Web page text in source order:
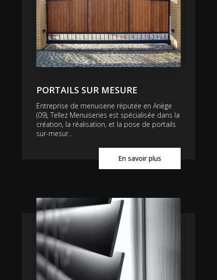
PORTAILS SUR MESURE
Entreprise de menuiserie réputée en Ariège
(09), Tellez Menuiseries est spécialisée dans la
création, la réalisation, et la pose de portails
sur-mesur...
En savoir plus